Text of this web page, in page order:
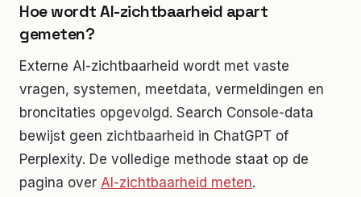
Hoe wordt AI-zichtbaarheid apart
gemeten?
Externe AI-zichtbaarheid wordt met vaste
vragen, systemen, meetdata, vermeldingen en
broncitaties opgevolgd. Search Console-data
bewijst geen zichtbaarheid in ChatGPT of
Perplexity. De volledige methode staat op de
pagina over AI-zichtbaarheid meten.